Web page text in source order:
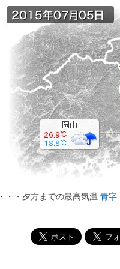
・・・夕方までの最高気温 青字